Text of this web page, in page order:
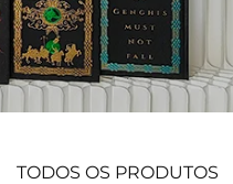
TODOS OS PRODUTOS